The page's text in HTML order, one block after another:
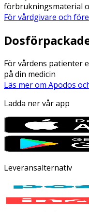
förbrukningsmaterial
För vårdgivare och
För vårdens patienter
på din medicin
Läs mer om Apodos
Ladda ner vår app
Leveransalternativ